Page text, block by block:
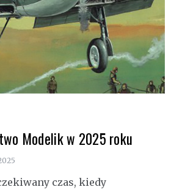
Modelik w 2025 roku
czas, kiedy